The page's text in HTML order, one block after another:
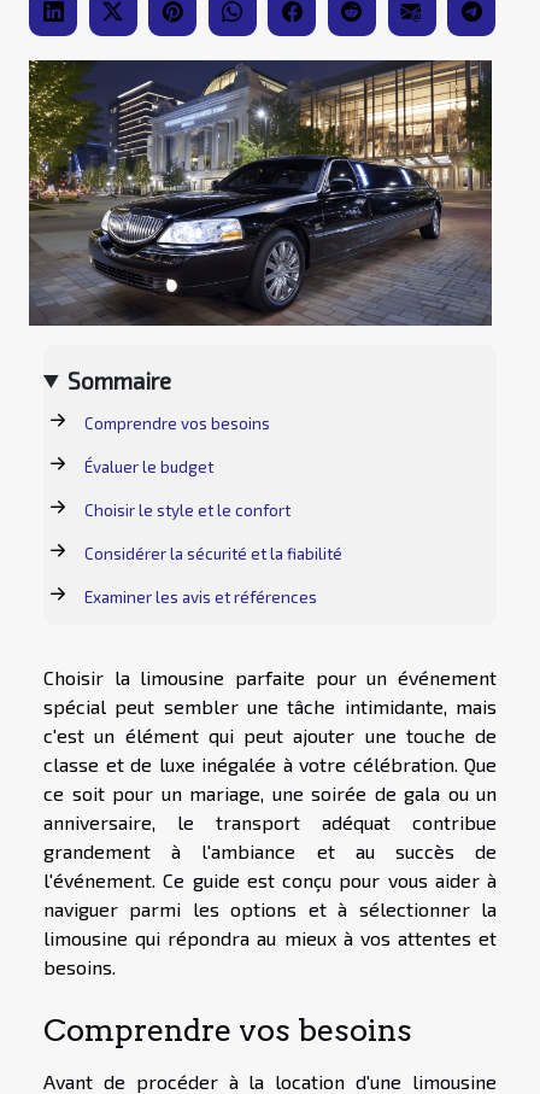
Sommaire
Comprendre vos besoins
Évaluer le budget
Choisir le style et le confort
Considérer la sécurité et la fiabilité
Examiner les avis et références
Choisir la limousine parfaite pour un événement
spécial peut sembler une tâche intimidante, mais
c'est un élément qui peut ajouter une touche de
classe et de luxe inégalée à votre célébration. Que
ce soit pour un mariage, une soirée de gala ou un
anniversaire, le transport adéquat contribue
grandement à l'ambiance et au succès de
l'événement. Ce guide est conçu pour vous aider à
naviguer parmi les options et à sélectionner la
limousine qui répondra au mieux à vos attentes et
besoins.
Comprendre vos besoins
Avant de procéder à la location d'une limousine